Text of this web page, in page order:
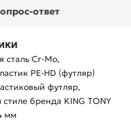
ответ
сталь Cr-Mo,
PE-HD (футляр)
футляр,
бренда KING TONY
мм